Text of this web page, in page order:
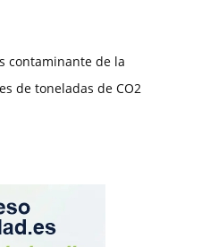
contaminante de la
de toneladas de CO2